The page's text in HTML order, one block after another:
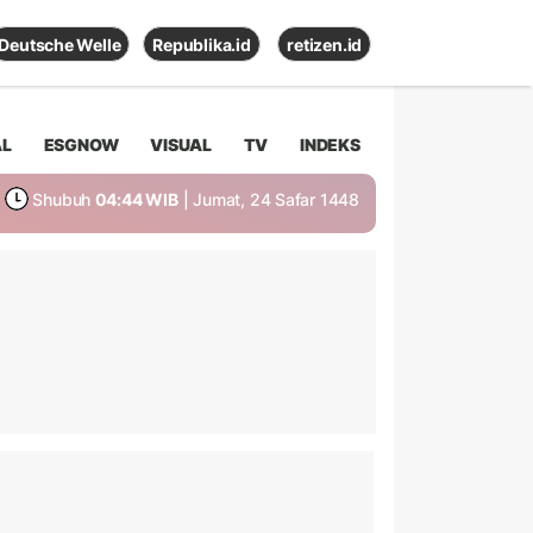
Deutsche Welle Republika.id retizen.id
ESGNOW VISUAL TV INDEKS
Shubuh 04:44 WIB | Jumat, 24 Safar 1448